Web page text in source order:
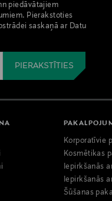
piedāvātajiem
Pierakstoties
saskaņā ar Datu
Korporatīvie
Kosmētikas
Iepirkšanās
Iepirkšanās
Šūšanas